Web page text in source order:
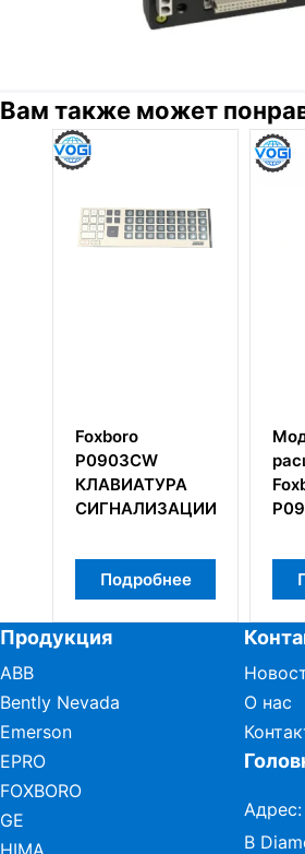
Вам также может
Foxboro FEM100
P0973CA
Продукция
ABB
Bently Nevada
Emerson
EPRO
FOXBORO
GE
О нас
B